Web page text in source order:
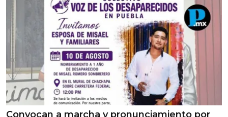
Convocan a marcha y pronunciamiento por